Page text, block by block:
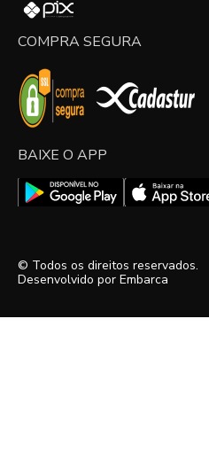
COMPRA SEGURA
BAIXE O APP
© Todos os direitos reservados.
Desenvolvido por Embarca